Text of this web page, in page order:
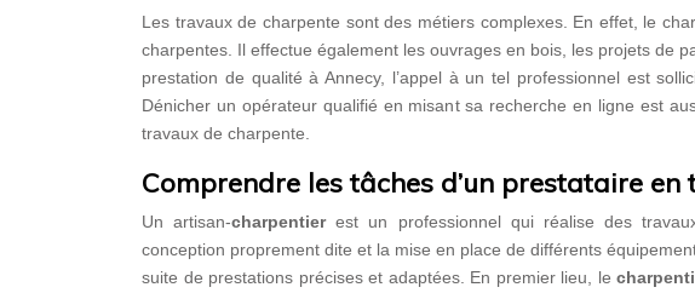
Les travaux de charpente sont des métiers complexes. En effet, le
charpentes. Il effectue également les ouvrages en bois, les projets de
prestation de qualité à Annecy, l’appel à un tel professionnel est
Dénicher un opérateur qualifié en misant sa recherche en ligne est
travaux de charpente.
Comprendre les tâches d’un prestataire
Un artisan-charpentierest un professionnel qui réalise des
conception proprement dite et la mise en place de différents
suite de prestations précises et adaptées. En premier lieu, le